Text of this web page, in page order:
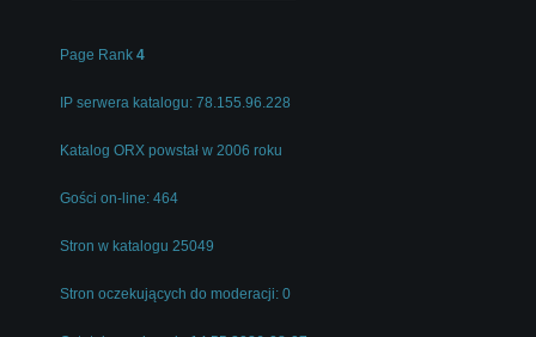
Page Rank 4
IP serwera katalogu: 78.155.96.228
Katalog ORX powstał w 2006 roku
Gości on-line: 464
Stron w katalogu 25049
Stron oczekujących do moderacji: 0